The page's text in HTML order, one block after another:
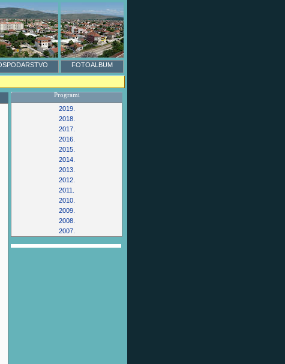
FOTOALBUM
Programi
2019.
2018.
2017.
2016.
2015.
2014.
2013.
2012.
2011.
2010.
2009.
2008.
2007.